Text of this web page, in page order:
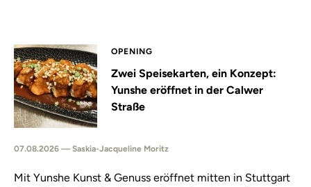
OPENING
Zwei Speisekarten, ein Konzept:
Yunshe eröffnet in der Calwer
Straße
07.08.2026 — Saskia-Jacqueline Moritz
Mit Yunshe Kunst & Genuss eröffnet mitten in Stuttgart